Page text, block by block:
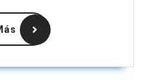
Gefühl
Leer
Más